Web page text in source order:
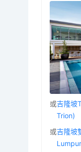
或吉隆坡
Trion)
或吉隆坡